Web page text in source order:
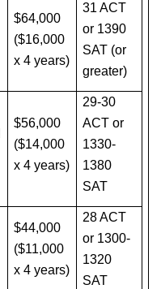
$64,000
($16,000
x 4 years)
31 ACT
or 1390
SAT (or
greater)
$56,000
($14,000
x 4 years)
29-30
ACT or
1330-
1380
SAT
$44,000
($11,000
x 4 years)
28 ACT
or 1300-
1320
SAT